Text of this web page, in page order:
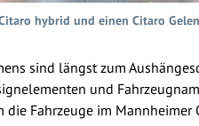
hybrid und einen Citaro
sind längst zum
und
Fahrzeuge im